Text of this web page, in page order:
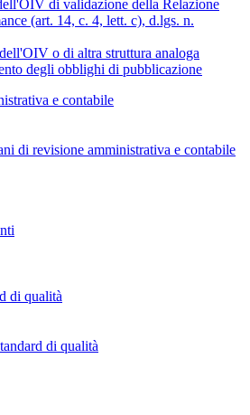
di validazione della Relazione
(art. 14, c. 4, lett. c), d.lgs. n.
o di altra struttura analoga
degli obblighi di pubblicazione
e contabile
di revisione amministrativa e contabile
di qualità
di qualità